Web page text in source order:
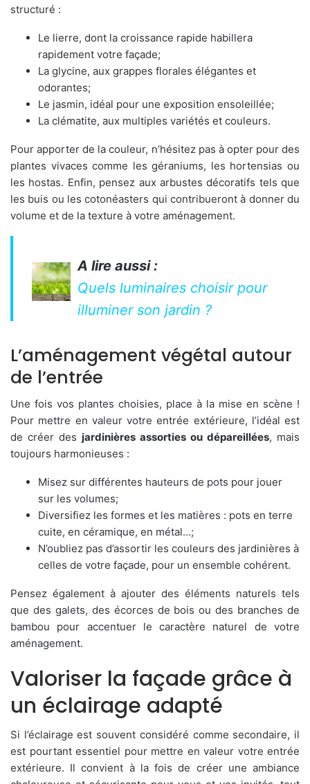
structuré :
Le lierre, dont la croissance rapide habillera
rapidement votre façade;
La glycine, aux grappes florales élégantes et
odorantes;
Le jasmin, idéal pour une exposition ensoleillée;
La clématite, aux multiples variétés et couleurs.
Pour apporter de la couleur, n’hésitez pas à opter pour des
plantes vivaces comme les géraniums, les hortensias ou
les hostas. Enfin, pensez aux arbustes décoratifs tels que
les buis ou les cotonéasters qui contribueront à donner du
volume et de la texture à votre aménagement.
A lire aussi :
Quels luminaires choisir pour
illuminer son jardin ?
L’aménagement végétal autour
de l’entrée
Une fois vos plantes choisies, place à la mise en scène !
Pour mettre en valeur votre entrée extérieure, l’idéal est
de créer des jardinières assorties ou dépareillées, mais
toujours harmonieuses :
Misez sur différentes hauteurs de pots pour jouer
sur les volumes;
Diversifiez les formes et les matières : pots en terre
cuite, en céramique, en métal…;
N’oubliez pas d’assortir les couleurs des jardinières à
celles de votre façade, pour un ensemble cohérent.
Pensez également à ajouter des éléments naturels tels
que des galets, des écorces de bois ou des branches de
bambou pour accentuer le caractère naturel de votre
aménagement.
Valoriser la façade grâce à
un éclairage adapté
Si l’éclairage est souvent considéré comme secondaire, il
est pourtant essentiel pour mettre en valeur votre entrée
extérieure. Il convient à la fois de créer une ambiance